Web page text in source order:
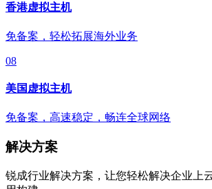
香港虚拟主机
免备案，轻松拓展海外业务
08
美国虚拟主机
免备案，高速稳定，畅连全球网络
解决方案
锐成行业解决方案，让您轻松解决企业上